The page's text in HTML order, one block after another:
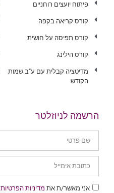
פיתוח יועצים רוחניים
קורס קריאה בקפה
קורס תפיסה על חושית
קורס הילינג
מדיטציה קבלית עם ע"ב שמות
הקודש
הרשמה לניוזלטר
אני מאשר/ת את מדיניות הפרטיות